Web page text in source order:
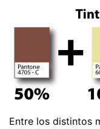
Entre los distintos